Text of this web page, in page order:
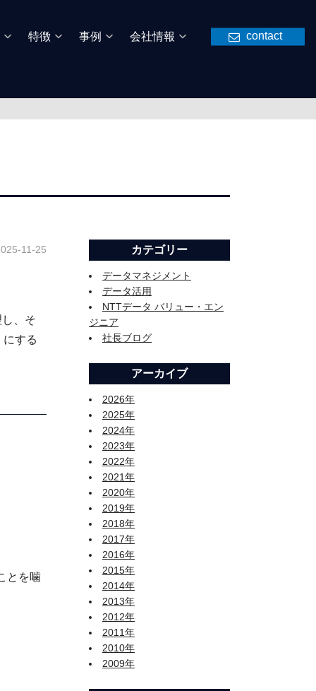
特徴 事例 会社情報 contact
11-25
、そ
する
とを噛
カテゴリー
データマネジメント
データ活用
NTTデータ バリュー・エン
ジニア
社長ブログ
アーカイブ
2026年
2025年
2024年
2023年
2022年
2021年
2020年
2019年
2018年
2017年
2016年
2015年
2014年
2013年
2012年
2011年
2010年
2009年